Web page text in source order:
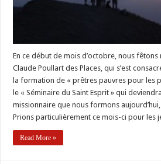
En ce début de mois d’octobre, nous
Claude Poullart des Places, qui s’est
la formation de « prêtres pauvres pour les
le « Séminaire du Saint Esprit » qui
missionnaire que nous formons
Prions particulièrement ce mois-ci pour les
Read More »